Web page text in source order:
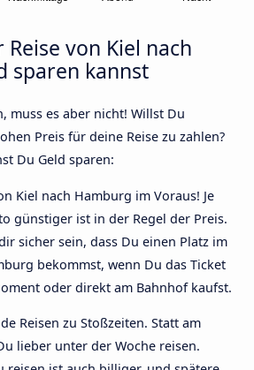
von Kiel nach
sparen kannst
muss es aber nicht! Willst Du
Preis für deine Reise zu zahlen?
Du Geld sparen:
Kiel nach Hamburg im Voraus! Je
günstiger ist in der Regel der Preis.
sicher sein, dass Du einen Platz im
bekommst, wenn Du das Ticket
oder direkt am Bahnhof kaufst.
Reisen zu Stoßzeiten. Statt am
lieber unter der Woche reisen.